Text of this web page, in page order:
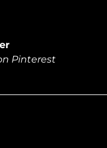
Pinterest